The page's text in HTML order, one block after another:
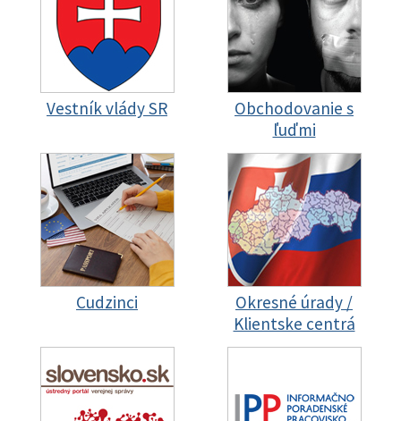
Vestník vlády SR
Obchodovanie s
ľuďmi
Cudzinci
Okresné úrady /
Klientske centrá